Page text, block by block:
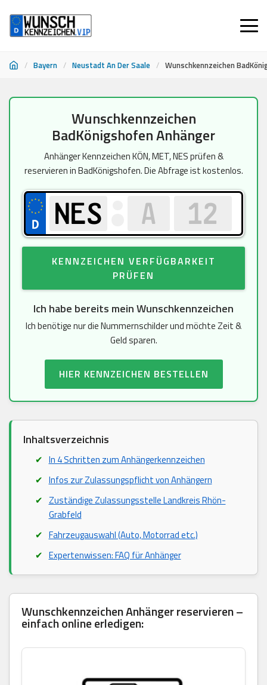
/ Bayern / Neustadt An Der Saale / Wunschkennzeichen
Wunschkennzeichen
BadKönigshofen Anhänger
Anhänger Kennzeichen KÖN, MET, NES prüfen &
reservieren in BadKönigshofen. Die Abfrage ist kostenlos.
KENNZEICHEN VERFÜGBARKEIT
PRÜFEN
Ich habe bereits mein Wunschkennzeichen
Ich benötige nur die Nummernschilder und möchte Zeit &
Geld sparen.
HIER KENNZEICHEN BESTELLEN
Inhaltsverzeichnis
In 4 Schritten zum Anhängerkennzeichen
Infos zur Zulassungspflicht von Anhängern
Zuständige Zulassungsstelle Landkreis Rhön-
Grabfeld
Fahrzeugauswahl (Auto, Motorrad etc.)
Expertenwissen: FAQ für Anhänger
Wunschkennzeichen Anhänger reservieren –
einfach online erledigen: